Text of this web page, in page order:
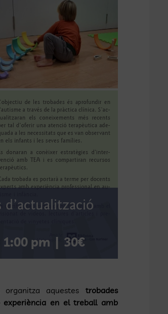
pm | 30€
aquestes trobades
experiència en el treball amb